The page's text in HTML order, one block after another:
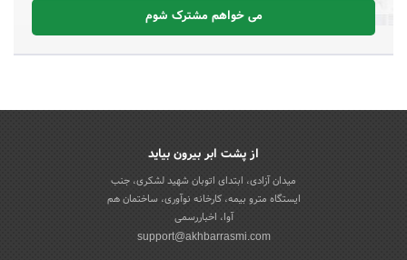
می خواهم مشترک شوم
از پشت ابر بیرون بیاید
میدان آزادی، ابتدای اتوبان شهید لشکری، جنب
ایستگاه مترو بیمه، کارخانه نوآوری، ساختمان هم
آوا، اخباررسمی
support@akhbarrasmi.com